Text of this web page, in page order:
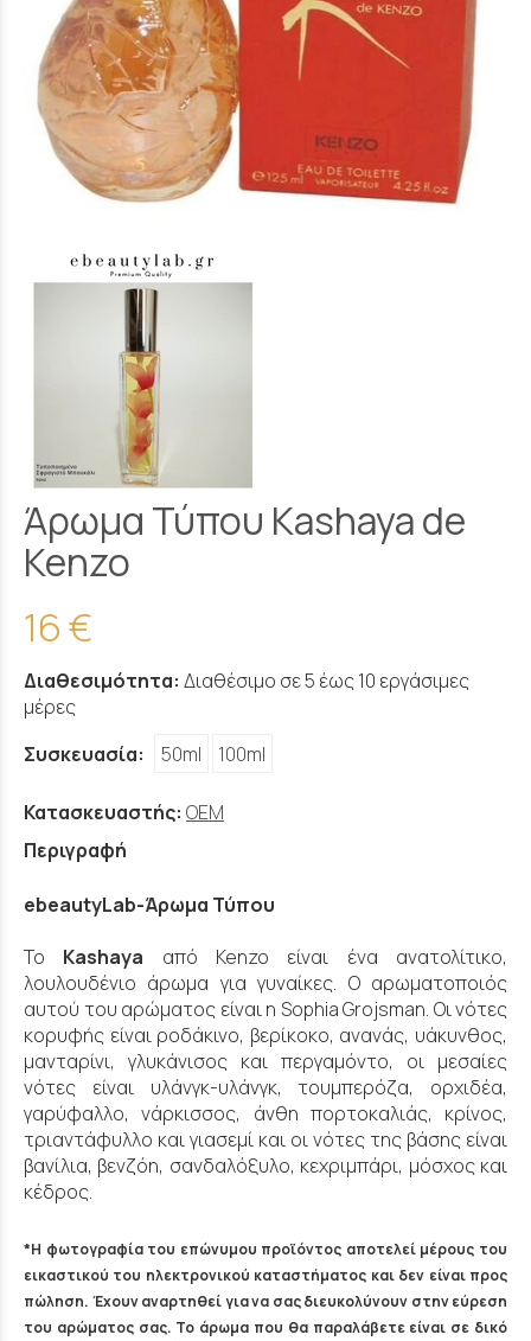
Άρωμα Τύπου Kashaya de
Kenzo
16 €
Διαθεσιμότητα: Διαθέσιμο σε 5 έως 10 εργάσιμες
μέρες
Συσκευασία:
50ml 100ml
Κατασκευαστής: OEM
Περιγραφή
ebeautyLab-Άρωμα Τύπου
Το Kashaya από Kenzo είναι ένα ανατολίτικο,
λουλουδένιο άρωμα για γυναίκες. Ο αρωματοποιός
αυτού του αρώματος είναι η Sophia Grojsman. Οι νότες
κορυφής είναι ροδάκινο, βερίκοκο, ανανάς, υάκυνθος,
μανταρίνι, γλυκάνισος και περγαμόντο, οι μεσαίες
νότες είναι υλάνγκ-υλάνγκ, τουμπερόζα, ορχιδέα,
γαρύφαλλο, νάρκισσος, άνθη πορτοκαλιάς, κρίνος,
τριαντάφυλλο και γιασεμί και οι νότες της βάσης είναι
βανίλια, βενζόη, σανδαλόξυλο, κεχριμπάρι, μόσχος και
κέδρος.
*Η φωτογραφία του επώνυμου προϊόντος αποτελεί μέρους του
εικαστικού του ηλεκτρονικού καταστήματος και δεν είναι προς
πώληση. Έχουν αναρτηθεί για να σας διευκολύνουν στην εύρεση
του αρώματος σας. Το άρωμα που θα παραλάβετε είναι σε δικό